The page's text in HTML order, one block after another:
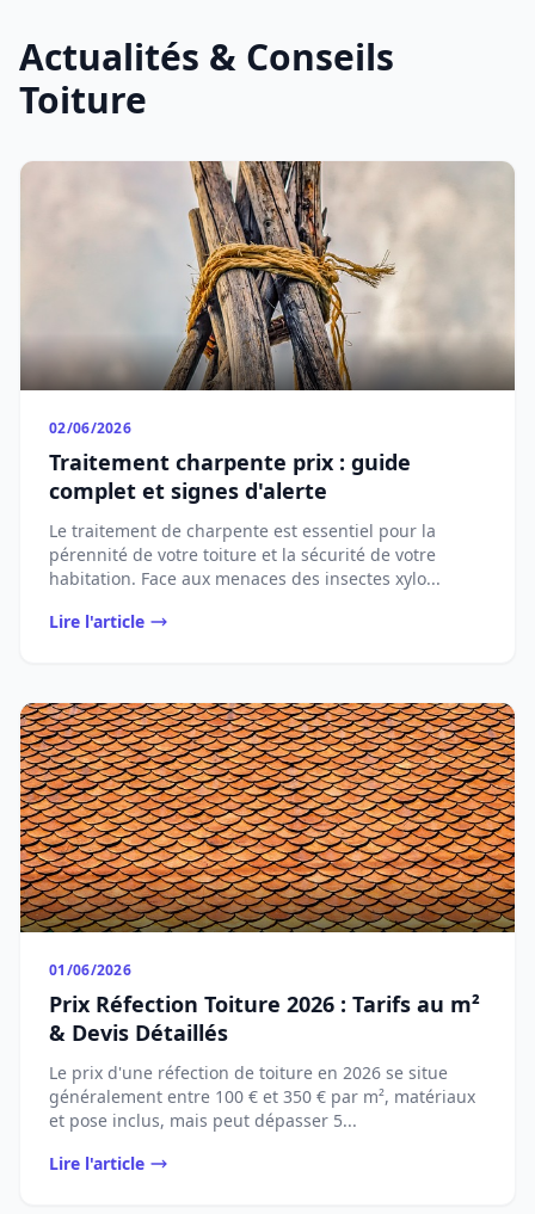
Actualités & Conseils
Toiture
02/06/2026
Traitement charpente prix : guide
complet et signes d'alerte
Le traitement de charpente est essentiel pour la
pérennité de votre toiture et la sécurité de votre
habitation. Face aux menaces des insectes xylo...
Lire l'article
01/06/2026
Prix Réfection Toiture 2026 : Tarifs au m²
& Devis Détaillés
Le prix d'une réfection de toiture en 2026 se situe
généralement entre 100 € et 350 € par m², matériaux
et pose inclus, mais peut dépasser 5...
Lire l'article